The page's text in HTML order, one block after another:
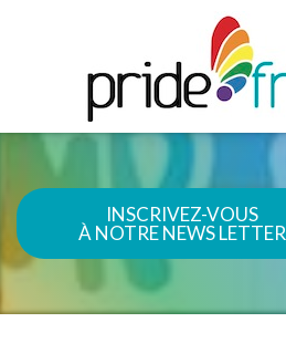
INSCRIVEZ-VOUS
À NOTRE NEWS LETTER